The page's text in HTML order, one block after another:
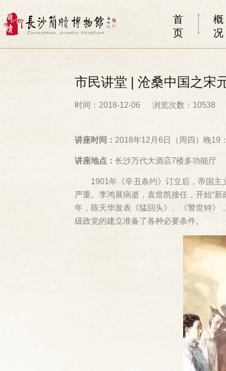
首
页
概
况
市民讲堂 | 沧桑中国之宋
时间：2018-12-06 浏览次数：10538
讲座时间： 2018年12月6日（周四）晚19
讲座地点： 长沙万代大酒店7楼多功能厅
1901年《辛丑条约》订立后，帝国
严重。李鸿展病逝，袁世凯接任，开始“
年，陈天华发表《猛回头》、《警世钟》
级政党的建立准备了各种必要条件。